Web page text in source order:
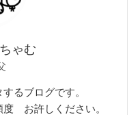
ゃむ
るブログです。
お許しください。